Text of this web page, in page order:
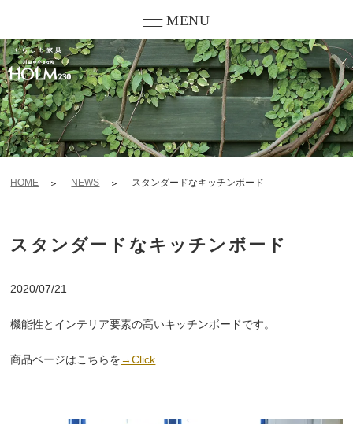
MENU
HOME NEWS スタンダードなキッチンボード
スタンダードなキッチンボード
2020/07/21
機能性とインテリア要素の高いキッチンボードです。
商品ページはこちらを→Click